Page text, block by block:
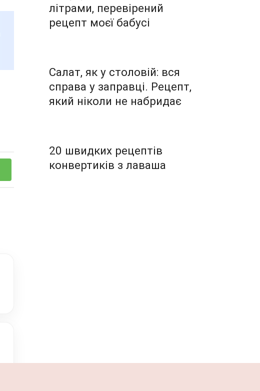
літрами, перевірений
рецепт моєї бабусі
Салат, як у столовій: вся
справа у заправці. Рецепт,
який ніколи не набридає
20 швидких рецептів
конвертиків з лаваша